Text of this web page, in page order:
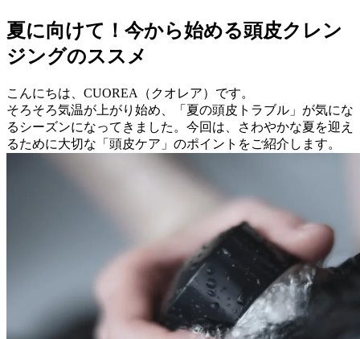
夏に向けて！今から始める頭皮クレン
ジングのススメ
こんにちは、CUOREA（クオレア）です。
そろそろ気温が上がり始め、「夏の頭皮トラブル」が気にな
るシーズンになってきました。今回は、さわやかな夏を迎え
るために大切な「頭皮ケア」のポイントをご紹介します。